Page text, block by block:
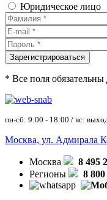
Юридическое лицо
* Все поля обязательны
пн-сб: 9:00 - 18:00 / вс:
Москва, ул. Адмирала
Москва
8 495
Регионы
8 800